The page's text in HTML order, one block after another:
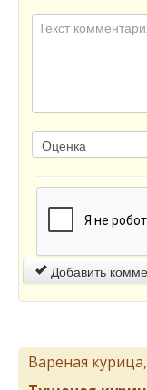
Добавить
Вареная